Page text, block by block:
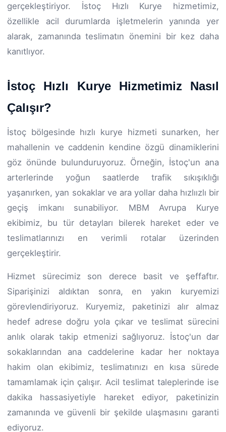
gerçekleştiriyor. İstoç Hızlı Kurye hizmetimiz,
özellikle acil durumlarda işletmelerin yanında yer
alarak, zamanında teslimatın önemini bir kez daha
kanıtlıyor.
İstoç Hızlı Kurye Hizmetimiz Nasıl
Çalışır?
İstoç bölgesinde hızlı kurye hizmeti sunarken, her
mahallenin ve caddenin kendine özgü dinamiklerini
göz önünde bulunduruyoruz. Örneğin, İstoç'un ana
arterlerinde yoğun saatlerde trafik sıkışıklığı
yaşanırken, yan sokaklar ve ara yollar daha hızlıızlı bir
geçiş imkanı sunabiliyor. MBM Avrupa Kurye
ekibimiz, bu tür detayları bilerek hareket eder ve
teslimatlarınızı en verimli rotalar üzerinden
gerçekleştirir.
Hizmet sürecimiz son derece basit ve şeffaftır.
Siparişinizi aldıktan sonra, en yakın kuryemizi
görevlendiriyoruz. Kuryemiz, paketinizi alır almaz
hedef adrese doğru yola çıkar ve teslimat sürecini
anlık olarak takip etmenizi sağlıyoruz. İstoç'un dar
sokaklarından ana caddelerine kadar her noktaya
hakim olan ekibimiz, teslimatınızı en kısa sürede
tamamlamak için çalışır. Acil teslimat taleplerinde ise
dakika hassasiyetiyle hareket ediyor, paketinizin
zamanında ve güvenli bir şekilde ulaşmasını garanti
ediyoruz.